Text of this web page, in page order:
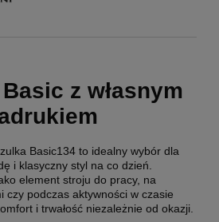
z własnym
Basic134 to idealny wybór dla
i klasyczny styl na co dzień.
element stroju do pracy, na
czy podczas aktywności w czasie
i trwałość niezależnie od okazji.